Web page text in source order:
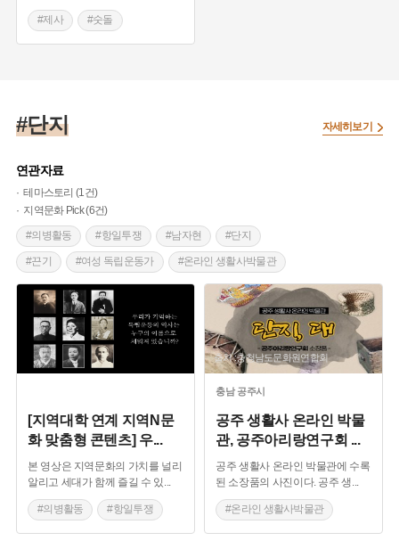
#제사 #숫돌
#논에서 나온 황금단지
#단지
연관자료
테마스토리 (1건)
지역문화 Pick (6건)
#의병활동
#항일투쟁 #남자현 #단지
#끈기 #여성 독립운동가 #온라인 생활사박물관
#공예품 #생활용품 #짚풀 #상서리 마을회관
#상서리 오재호 #공주아리랑
자세히보기
[지역대학 연계 지역N문
화 맞춤형 콘텐츠] 우...
본 영상은 지역문화의 가치를 널리
알리고 세대가 함께 즐길 수 있
#의병활동 #항일투쟁
#남자현 #단지
출처 :충청남도문화원연합회
충남 공주시
공주 생활사 온라인 박물
관, 공주아리랑연구회 ...
공주 생활사 온라인 박물관에 수록
된 소장품의 사진이다. 공주 생
#온라인 생활사박물관
#공예품 #생활용품